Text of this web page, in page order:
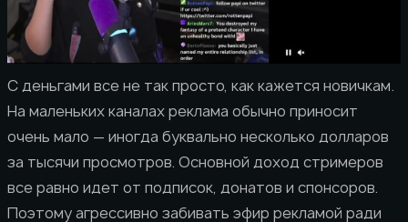
С деньгами все не так просто, как кажется новичкам.
На маленьких каналах реклама обычно приносит
очень мало — иногда буквально несколько долларов
за тысячи просмотров. Основной доход стримеров
все равно идет от подписок, донатов и спонсоров.
Поэтому агрессивно забивать эфир рекламой ради